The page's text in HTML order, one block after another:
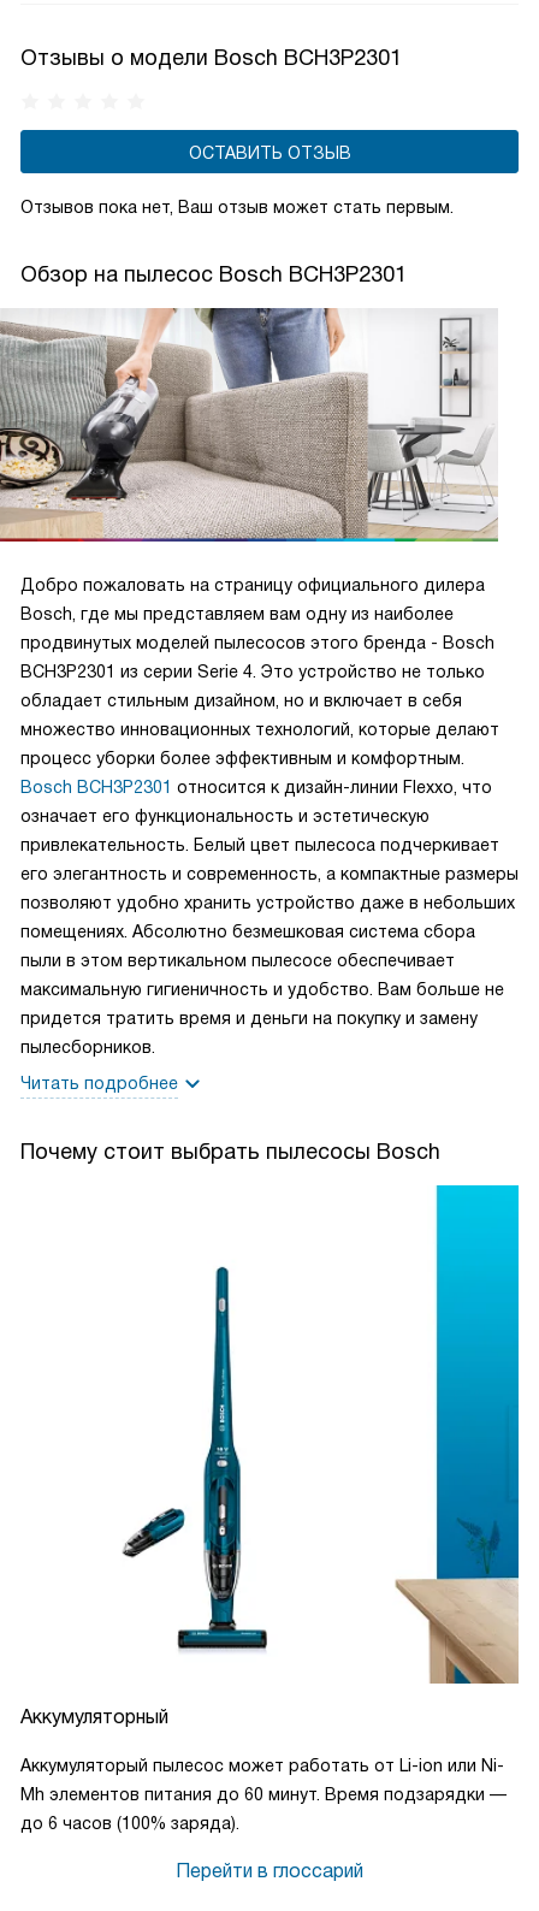
сливаются в канализацию.
Отзывы о модели Bosch BCH3P2301
ОСТАВИТЬ ОТЗЫВ
Отзывов пока нет, Ваш отзыв может стать первым.
Обзор на пылесос Bosch BCH3P2301
Добро пожаловать на страницу официального дилера
Bosch, где мы представляем вам одну из наиболее
продвинутых моделей пылесосов этого бренда - Bosch
BCH3P2301 из серии Serie 4. Это устройство не только
обладает стильным дизайном, но и включает в себя
множество инновационных технологий, которые делают
процесс уборки более эффективным и комфортным.
Bosch BCH3P2301 относится к дизайн-линии Flexxo, что
означает его функциональность и эстетическую
привлекательность. Белый цвет пылесоса подчеркивает
его элегантность и современность, а компактные размеры
позволяют удобно хранить устройство даже в небольших
помещениях. Абсолютно безмешковая система сбора
пыли в этом вертикальном пылесосе обеспечивает
максимальную гигиеничность и удобство. Вам больше не
придется тратить время и деньги на покупку и замену
пылесборников.
Читать подробнее
Почему стоит выбрать пылесосы Bosch
Аккумуляторный
Аккумуляторый пылесос может работать от Li-ion или Ni-
Mh элементов питания до 60 минут. Время подзарядки —
до 6 часов (100% заряда).
Перейти в глоссарий